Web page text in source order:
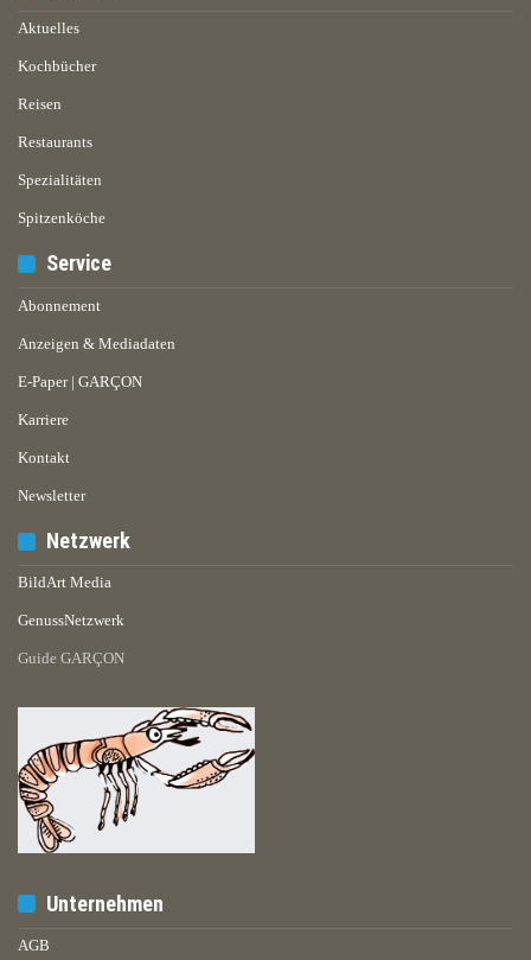
Aktuelles
Kochbücher
Reisen
Restaurants
Spezialitäten
Spitzenköche
Service
Abonnement
Anzeigen & Mediadaten
E-Paper | GARÇON
Karriere
Kontakt
Newsletter
Netzwerk
BildArt Media
GenussNetzwerk
Guide GARÇON
Unternehmen
AGB